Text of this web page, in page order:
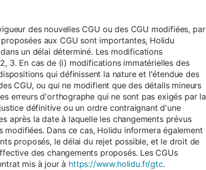
des nouvelles CGU ou des CGU modifiées, par
aux CGU sont importantes, Holidu
un délai déterminé. Les modifications
3. En cas de (i) modifications immatérielles des
qui définissent la nature et l'étendue des
CGU, ou qui ne modifient que des détails mineurs
erreurs d'orthographe qui ne sont pas exigés par la
définitive ou un ordre contraignant d'une
après la date à laquelle les changements prévus
Dans ce cas, Holidu informera également
proposés, le délai du rejet possible, et le droit de
des changements proposés. Les CGUs
mis à jour à https://www.holidu.fr/gtc.